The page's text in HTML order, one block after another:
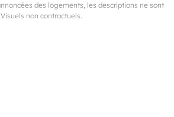
des logements, les descriptions ne sont
non contractuels.